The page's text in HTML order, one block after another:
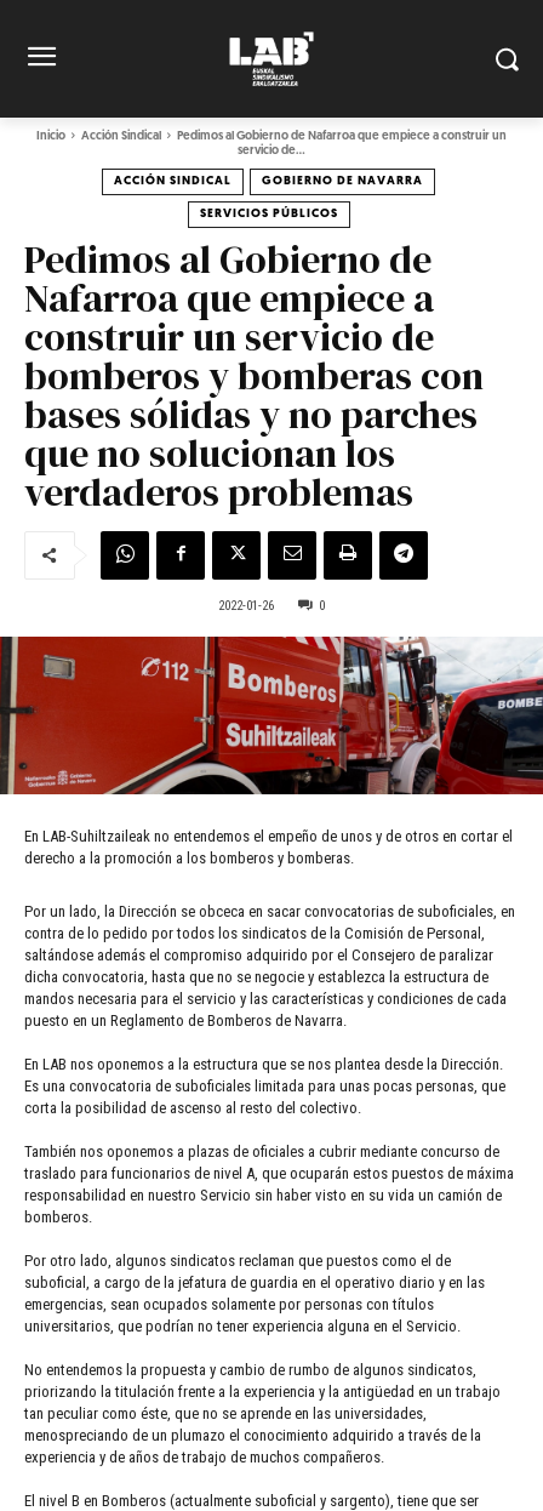
Inicio Acción Sindical
Pedimos al Gobierno de Nafarroa que empiece a construir un
servicio de...
ACCIÓN SINDICAL GOBIERNO DE NAVARRA
SERVICIOS PÚBLICOS
Pedimos al Gobierno de
Nafarroa que empiece a
construir un servicio de
bomberos y bomberas con
bases sólidas y no parches
que no solucionan los
verdaderos problemas
2022-01-26 0
En LAB-Suhiltzaileak no entendemos el empeño de unos y de otros en cortar el
derecho a la promoción a los bomberos y bomberas.
Por un lado, la Dirección se obceca en sacar convocatorias de suboficiales, en
contra de lo pedido por todos los sindicatos de la Comisión de Personal,
saltándose además el compromiso adquirido por el Consejero de paralizar
dicha convocatoria, hasta que no se negocie y establezca la estructura de
mandos necesaria para el servicio y las características y condiciones de cada
puesto en un Reglamento de Bomberos de Navarra.
En LAB nos oponemos a la estructura que se nos plantea desde la Dirección.
Es una convocatoria de suboficiales limitada para unas pocas personas, que
corta la posibilidad de ascenso al resto del colectivo.
También nos oponemos a plazas de oficiales a cubrir mediante concurso de
traslado para funcionarios de nivel A, que ocuparán estos puestos de máxima
responsabilidad en nuestro Servicio sin haber visto en su vida un camión de
bomberos.
Por otro lado, algunos sindicatos reclaman que puestos como el de
suboficial, a cargo de la jefatura de guardia en el operativo diario y en las
emergencias, sean ocupados solamente por personas con títulos
universitarios, que podrían no tener experiencia alguna en el Servicio.
No entendemos la propuesta y cambio de rumbo de algunos sindicatos,
priorizando la titulación frente a la experiencia y la antigüedad en un trabajo
tan peculiar como éste, que no se aprende en las universidades,
menospreciando de un plumazo el conocimiento adquirido a través de la
experiencia y de años de trabajo de muchos compañeros.
El nivel B en Bomberos (actualmente suboficial y sargento), tiene que ser